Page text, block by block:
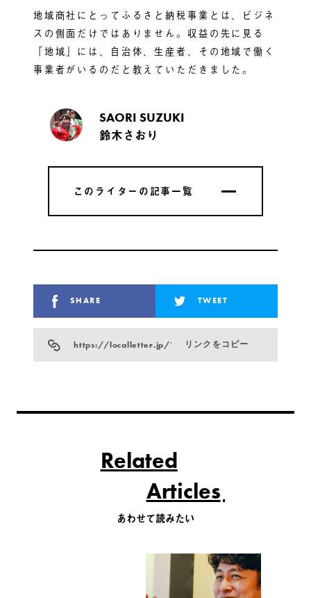
地域商社にとってふるさと納税事業とは、ビジネ
スの側面だけではありません。収益の先に見る
「地域」には、自治体、生産者、その地域で働く
事業者がいるのだと教えていただきました。
SAORI SUZUKI
鈴木さおり
このライターの記事一覧
このライターの記事一覧
SHARE TWEET
https://localletter.jp/?p=34476リンクをコピー
Related
Articles
あわせて読みたい